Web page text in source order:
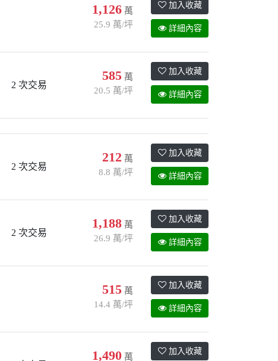
1,126 萬
25.9 萬/坪
加入收藏
詳細內容
2 次交易
585 萬
20.5 萬/坪
加入收藏
詳細內容
2 次交易
212 萬
8.8 萬/坪
加入收藏
詳細內容
2 次交易
1,188 萬
26.9 萬/坪
加入收藏
詳細內容
515 萬
14.4 萬/坪
加入收藏
詳細內容
1,490 萬
加入收藏